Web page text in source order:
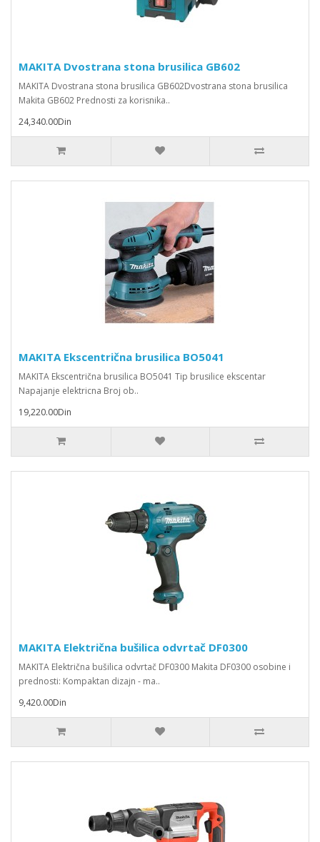
MAKITA Dvostrana stona brusilica GB602
MAKITA Dvostrana stona brusilica GB602Dvostrana stona brusilica
Makita GB602 Prednosti za korisnika..
24,340.00Din
MAKITA Ekscentrična brusilica BO5041
MAKITA Ekscentrična brusilica BO5041 Tip brusilice ekscentar
Napajanje elektricna Broj ob..
19,220.00Din
MAKITA Električna bušilica odvrtač DF0300
MAKITA Električna bušilica odvrtač DF0300 Makita DF0300 osobine i
prednosti: Kompaktan dizajn - ma..
9,420.00Din